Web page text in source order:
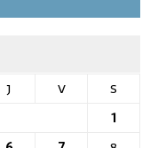
J V
S
1